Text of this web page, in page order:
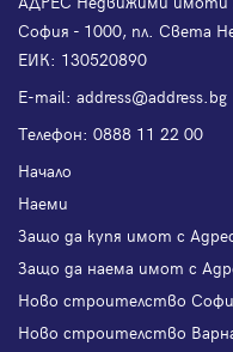
София - 1000, пл. Света
ЕИК: 130520890
Е-mail: address@address.bg
Телефон: 0888 11 22 00
Начало
Наеми
Защо да купя имот с
Защо да наема имот с
Ново строителство
Ново строителство